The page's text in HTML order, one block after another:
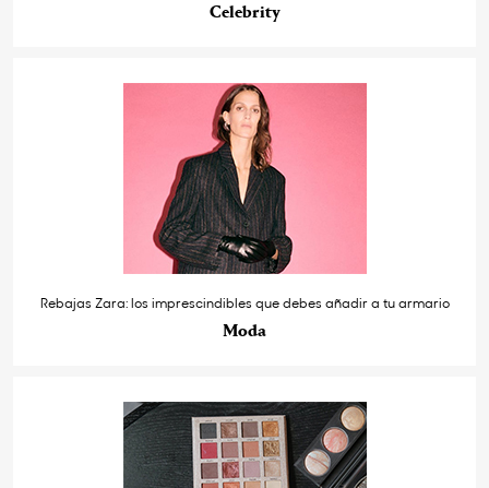
Celebrity
Rebajas Zara: los imprescindibles que debes añadir a tu armario
Moda